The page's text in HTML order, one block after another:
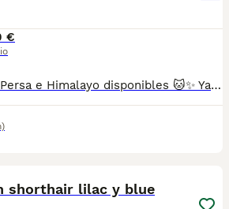
€
🐱 Preciosos gatitos Persa e Himalayo disponibles 🐱✨ Ya puedes reservar nuestros encantadores gatitos de las variedades Persa tradicional e Himalayo, criados con muchísimo cariño en un entorno familiar, donde reciben atención y socialización desde sus primeros días. 📋 Se entregan con: 💉 Dos vacunas correspondientes a su edad. 🩺 Dos desparasitaciones. 📖 Cartilla veterinaria al día. ❤️ Revisados por veterinario y en perfecto estado de salud. Son gatitos muy tranquilos, cariñosos y acostumbrados al contacto con personas, ideales para formar parte de una familia. 📩 Si deseas más información, fotos, vídeos o concertar una visita sin compromiso, estaré encantado de atenderte. ¡Estarán listos para llenar tu hogar de cariño y momentos inolvidables! 🐾💕
shorthair lilac y blue